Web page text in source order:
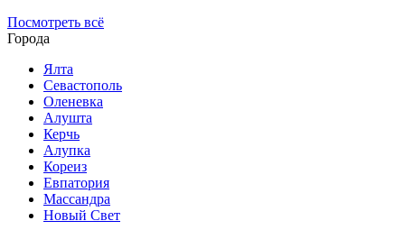
Посмотреть всё
Города
Ялта
Севастополь
Оленевка
Алушта
Керчь
Алупка
Кореиз
Евпатория
Массандра
Новый Свет